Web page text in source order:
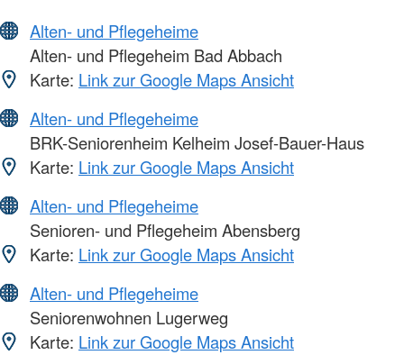
Alten- und Pflegeheime
Alten- und Pflegeheim Bad Abbach
Karte: Link zur Google Maps Ansicht
Alten- und Pflegeheime
BRK-Seniorenheim Kelheim Josef-Bauer-Haus
Karte: Link zur Google Maps Ansicht
Alten- und Pflegeheime
Senioren- und Pflegeheim Abensberg
Karte: Link zur Google Maps Ansicht
Alten- und Pflegeheime
Seniorenwohnen Lugerweg
Karte: Link zur Google Maps Ansicht